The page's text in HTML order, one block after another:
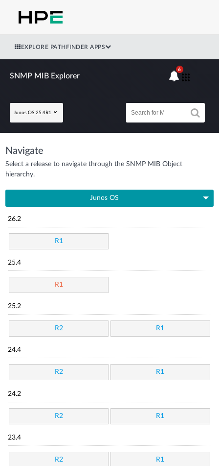
EXPLORE PATHFINDER APPS
SNMP MIB Explorer
Junos OS 25.4R1
6
Navigate
Select a release to navigate through the SNMP MIB Object
hierarchy.
Junos OS
26.2
R1
25.4
R1
25.2
R2 R1
24.4
R2 R1
24.2
R2 R1
23.4
R2 R1